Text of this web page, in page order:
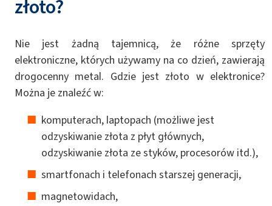
złoto?
Nie jest żadną tajemnicą, że różne sprzęty
elektroniczne, których używamy na co dzień, zawierają
drogocenny metal. Gdzie jest złoto w elektronice?
Można je znaleźć w:
komputerach, laptopach (możliwe jest
odzyskiwanie złota z płyt głównych,
odzyskiwanie złota ze styków, procesorów itd.),
smartfonach i telefonach starszej generacji,
magnetowidach,